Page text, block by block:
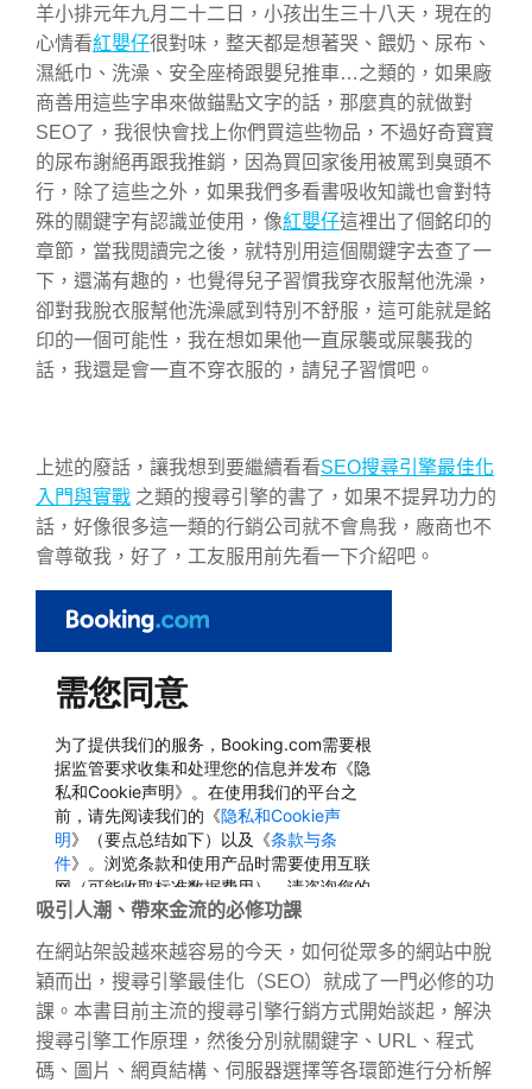
羊小排元年九月二十二日，小孩出生三十八天，現在的
心情看紅嬰仔很對味，整天都是想著哭、餵奶、尿布、
濕紙巾、洗澡、安全座椅跟嬰兒推車…之類的，如果廠
商善用這些字串來做錨點文字的話，那麼真的就做對
SEO了，我很快會找上你們買這些物品，不過好奇寶寶
的尿布謝絕再跟我推銷，因為買回家後用被罵到臭頭不
行，除了這些之外，如果我們多看書吸收知識也會對特
殊的關鍵字有認識並使用，像紅嬰仔這裡出了個銘印的
章節，當我閱讀完之後，就特別用這個關鍵字去查了一
下，還滿有趣的，也覺得兒子習慣我穿衣服幫他洗澡，
卻對我脫衣服幫他洗澡感到特別不舒服，這可能就是銘
印的一個可能性，我在想如果他一直尿襲或屎襲我的
話，我還是會一直不穿衣服的，請兒子習慣吧。
上述的廢話，讓我想到要繼續看看SEO搜尋引擎最佳化
入門與實戰 之類的搜尋引擎的書了，如果不提昇功力的
話，好像很多這一類的行銷公司就不會鳥我，廠商也不
會尊敬我，好了，工友服用前先看一下介紹吧。
吸引人潮、帶來金流的必修功課
在網站架設越來越容易的今天，如何從眾多的網站中脫
穎而出，搜尋引擎最佳化（SEO）就成了一門必修的功
課。本書目前主流的搜尋引擎行銷方式開始談起，解決
搜尋引擎工作原理，然後分別就關鍵字、URL、程式
碼、圖片、網頁結構、伺服器選擇等各環節進行分析解